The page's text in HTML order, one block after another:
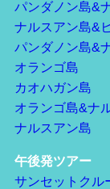
パンダノン島&
ナルスアン島&
パンダノン島&
オランゴ島
カオハガン島
オランゴ島&ナ
ナルスアン島
午後発ツアー
サンセットクル